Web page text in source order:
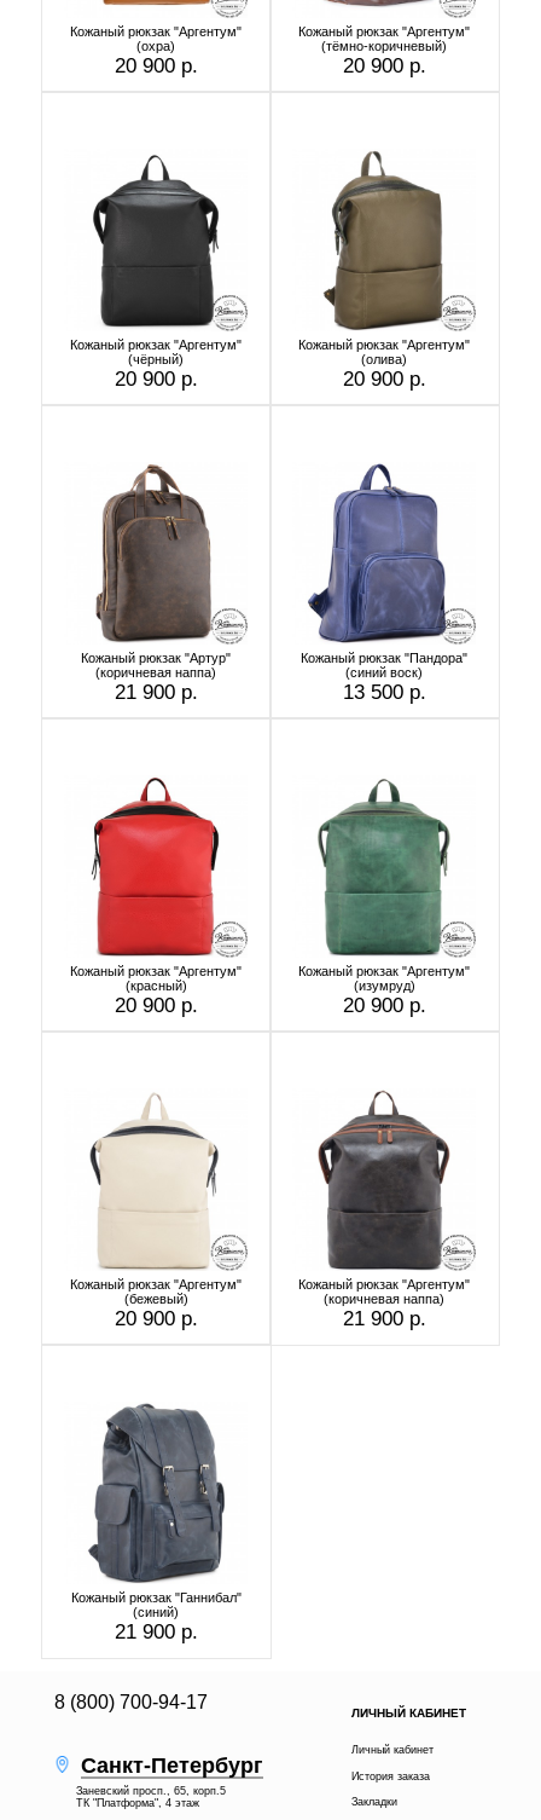
Кожаный рюкзак "Аргентум"
(охра)
20 900 р.
Кожаный рюкзак "Аргентум"
(тёмно-коричневый)
20 900 р.
Кожаный рюкзак "Аргентум"
(чёрный)
20 900 р.
Кожаный рюкзак "Аргентум"
(олива)
20 900 р.
Кожаный рюкзак "Артур"
(коричневая наппа)
21 900 р.
Кожаный рюкзак "Пандора"
(синий воск)
13 500 р.
Кожаный рюкзак "Аргентум"
(красный)
20 900 р.
Кожаный рюкзак "Аргентум"
(изумруд)
20 900 р.
Кожаный рюкзак "Аргентум"
(бежевый)
20 900 р.
Кожаный рюкзак "Аргентум"
(коричневая наппа)
21 900 р.
Кожаный рюкзак "Ганнибал"
(синий)
21 900 р.
8 (800) 700-94-17
Санкт-Петербург
Заневский просп., 65, корп.5
ТК "Платформа", 4 этаж
ЛИЧНЫЙ КАБИНЕТ
Личный кабинет
История заказа
Закладки